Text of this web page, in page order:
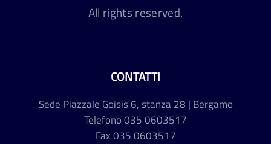
All rights reserved.
CONTATTI
Sede Piazzale Goisis 6, stanza 28 | Bergamo
Telefono035 0603517
Fax035 0603517